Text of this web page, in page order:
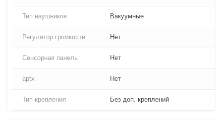
Тип наушников Вакуумные
Регулятор громкости Нет
Сенсорная панель Нет
aptx Нет
Тип крепления Без доп. креплений